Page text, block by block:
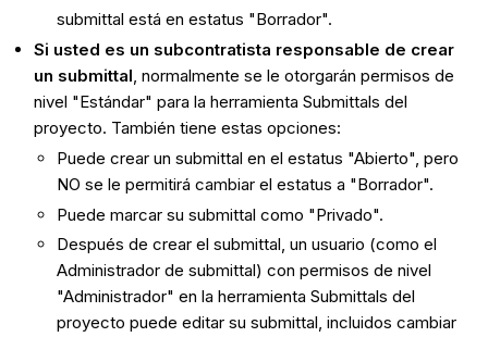
submittal está en estatus "Borrador".
Si usted es un subcontratista responsable de crear
un submittal, normalmente se le otorgarán permisos de
nivel "Estándar" para la herramienta Submittals del
proyecto. También tiene estas opciones:
Puede crear un submittal en el estatus "Abierto", pero
NO se le permitirá cambiar el estatus a "Borrador".
Puede marcar su submittal como "Privado".
Después de crear el submittal, un usuario (como el
Administrador de submittal) con permisos de nivel
"Administrador" en la herramienta Submittals del
proyecto puede editar su submittal, incluidos cambiar